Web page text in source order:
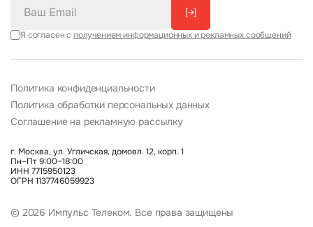
[→]
Я согласен с получением информационных и рекламных сообщений
Политика конфиденциальности
Политика обработки персональных данных
Соглашение на рекламную рассылку
г. Москва, ул. Угличская, домовл. 12, корп. 1
Пн–Пт 9:00–18:00
ИНН 7715950123
ОГРН 1137746059923
© 2026 Импульс Телеком. Все права защищены